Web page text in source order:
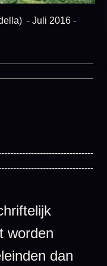
- Juli 2016 -
worden
dan